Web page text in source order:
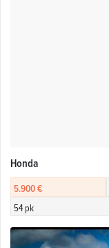
Honda
5.900 €
54 pk